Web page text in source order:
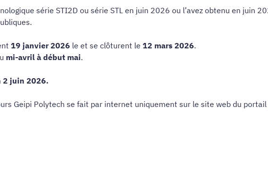
série STI2D ou série STL en juin 2026 ou l’avez obtenu en juin
19 janvier 2026 le et se clôturent le 12 mars 2026.
mi-avril à début mai.
2 juin 2026.
Geipi Polytech se fait par internet uniquement sur le site web du portail